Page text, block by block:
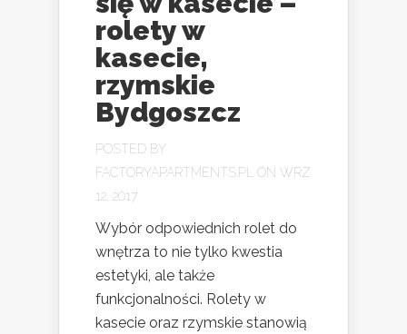
rolety w
kasecie,
rzymskie
Bydgoszcz
POSTED BY
FACTORYAPARTMENTS.PL ON WRZ
12, 2017
Wybór odpowiednich rolet do
wnętrza to nie tylko kwestia
estetyki, ale także
funkcjonalności. Rolety w
kasecie oraz rzymskie stanowią